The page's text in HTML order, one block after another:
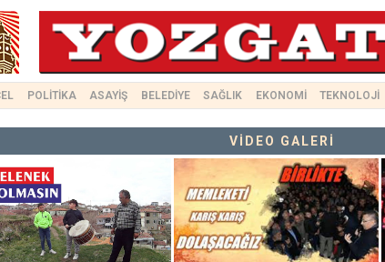
POLİTİKA ASAYİŞ BELEDİYE SAĞLIK EKONOMİ TEKNOLOJİ
VİDEO GALERİ